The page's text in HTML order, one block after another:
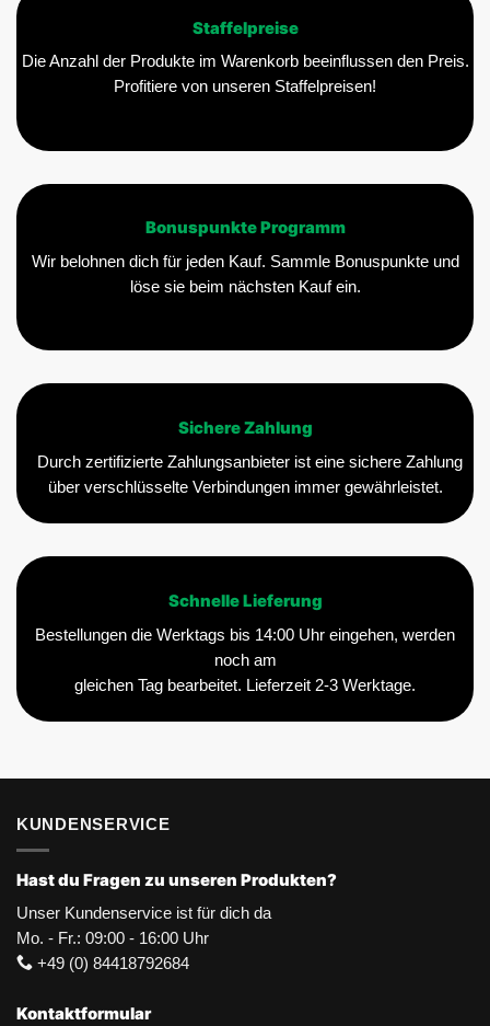
Staffelpreise
Die Anzahl der Produkte im Warenkorb beeinflussen den Preis.
Profitiere von unseren Staffelpreisen!
Bonuspunkte Programm
Wir belohnen dich für jeden Kauf. Sammle Bonuspunkte und
löse sie beim nächsten Kauf ein.
Sichere Zahlung
Durch zertifizierte Zahlungsanbieter ist eine sichere Zahlung
über verschlüsselte Verbindungen immer gewährleistet.
Schnelle Lieferung
Bestellungen die Werktags bis 14:00 Uhr eingehen, werden
noch am
gleichen Tag bearbeitet. Lieferzeit 2-3 Werktage.
KUNDENSERVICE
Hast du Fragen zu unseren Produkten?
Unser Kundenservice ist für dich da
Mo. - Fr.: 09:00 - 16:00 Uhr
+49 (0) 84418792684
Kontaktformular